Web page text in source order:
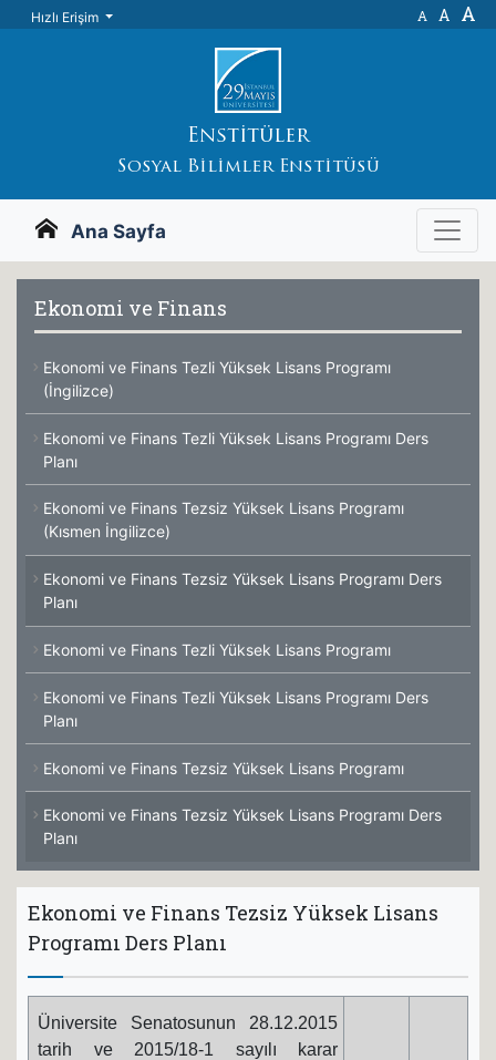
Hızlı Erişim A A A
Enstitüler
Sosyal Bilimler Enstitüsü
Ana Sayfa
Ekonomi ve Finans
Ekonomi ve Finans Tezli Yüksek Lisans Programı
(İngilizce)
Ekonomi ve Finans Tezli Yüksek Lisans Programı Ders
Planı
Ekonomi ve Finans Tezsiz Yüksek Lisans Programı
(Kısmen İngilizce)
Ekonomi ve Finans Tezsiz Yüksek Lisans Programı Ders
Planı
Ekonomi ve Finans Tezli Yüksek Lisans Programı
Ekonomi ve Finans Tezli Yüksek Lisans Programı Ders
Planı
Ekonomi ve Finans Tezsiz Yüksek Lisans Programı
Ekonomi ve Finans Tezsiz Yüksek Lisans Programı Ders
Planı
Ekonomi ve Finans Tezsiz Yüksek Lisans
Programı Ders Planı
Üniversite Senatosunun 28.12.2015
tarih ve 2015/18-1 sayılı karar